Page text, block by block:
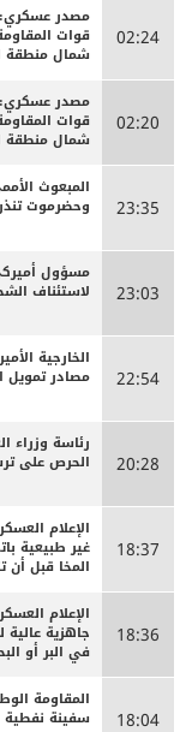
02:24
مصدر عسكري:
قوات
شمال منطقة
02:20
مصدر عسكري:
قوات
شمال منطقة
23:35
المبعوث
وحضرموت
23:03
مسؤول
لاستئناف
22:54
الخارجية
مصادر تمويل
20:28
رئاسة وزراء
الحرص على
18:37
الإعلام
غير طبيعية
المخا قبل أن
18:36
الإعلام
جاهزية
في البر أو
18:04
المقاومة
سفينة نفطية